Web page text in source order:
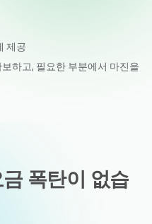
제공
하고, 필요한 부분에서 마진을
폭탄이 없습